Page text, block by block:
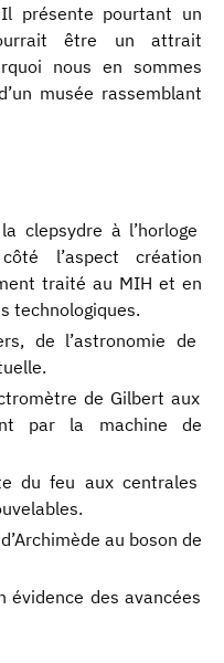
présente pourtant un
être un attrait
nous en sommes
musée rassemblant
clepsydre à l’horloge
l’aspect création
traité au MIH et en
technologiques.
de l’astronomie de
de Gilbert aux
par la machine de
du feu aux centrales
au boson de
évidence des avancées